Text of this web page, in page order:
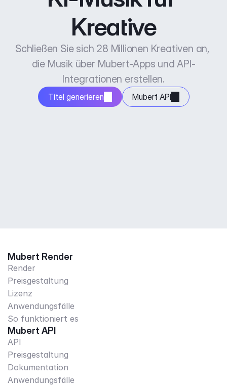
Kreative
Schließen Sie sich 28 Millionen Kreativen an,
die Musik über Mubert-Apps und API-
Integrationen erstellen.
Titel generieren Mubert API
Mubert Render
Render
Preisgestaltung
Lizenz
Anwendungsfälle
So funktioniert es
Mubert API
API
Preisgestaltung
Dokumentation
Anwendungsfälle